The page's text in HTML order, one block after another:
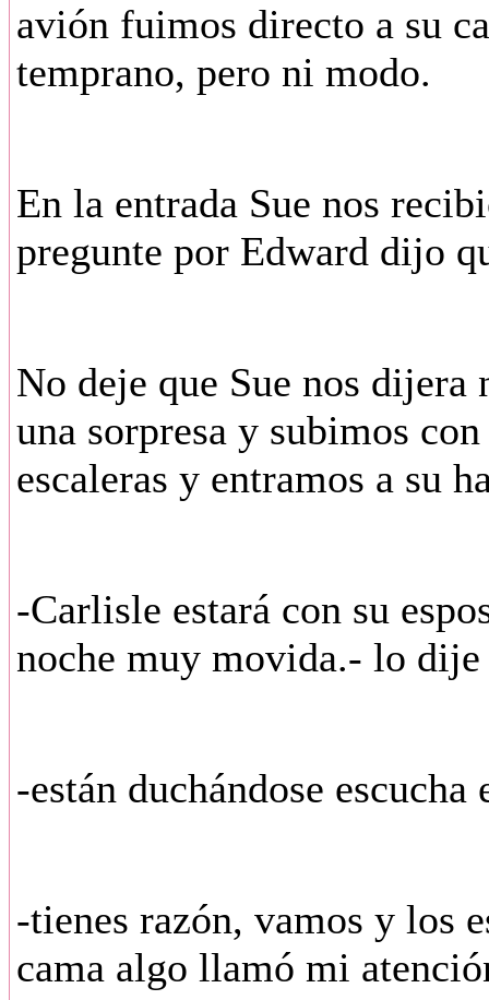
avión fuimos directo a su
temprano, pero ni modo.
En la entrada Sue nos
pregunte por Edward dijo
No deje que Sue nos dijera
una sorpresa y subimos
escaleras y entramos a su
-Carlisle estará con su
noche muy movida.- lo
-están duchándose
-tienes razón, vamos y los
cama algo llamó mi